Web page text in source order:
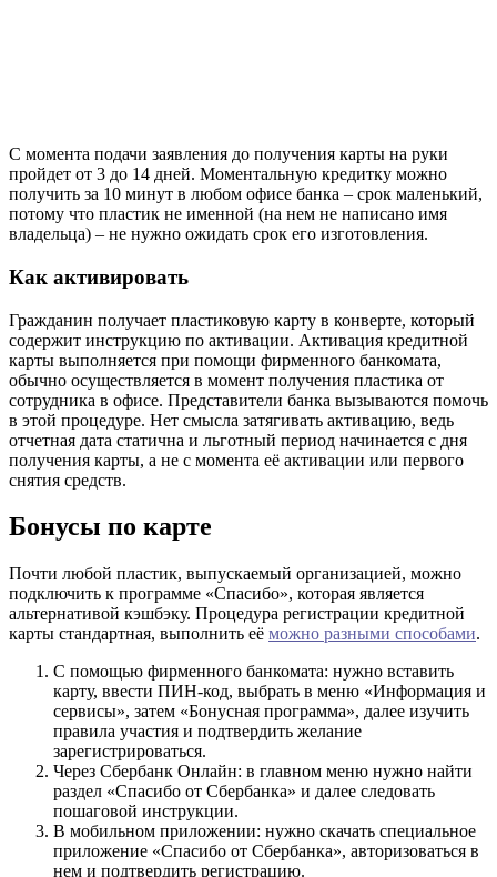
С момента подачи заявления до получения карты на руки
пройдет от 3 до 14 дней. Моментальную кредитку можно
получить за 10 минут в любом офисе банка – срок маленький,
потому что пластик не именной (на нем не написано имя
владельца) – не нужно ожидать срок его изготовления.
Как активировать
Гражданин получает пластиковую карту в конверте, который
содержит инструкцию по активации. Активация кредитной
карты выполняется при помощи фирменного банкомата,
обычно осуществляется в момент получения пластика от
сотрудника в офисе. Представители банка вызываются помочь
в этой процедуре. Нет смысла затягивать активацию, ведь
отчетная дата статична и льготный период начинается с дня
получения карты, а не с момента её активации или первого
снятия средств.
Бонусы по карте
Почти любой пластик, выпускаемый организацией, можно
подключить к программе «Спасибо», которая является
альтернативой кэшбэку. Процедура регистрации кредитной
карты стандартная, выполнить её можно разными способами.
С помощью фирменного банкомата: нужно вставить
карту, ввести ПИН-код, выбрать в меню «Информация и
сервисы», затем «Бонусная программа», далее изучить
правила участия и подтвердить желание
зарегистрироваться.
Через Сбербанк Онлайн: в главном меню нужно найти
раздел «Спасибо от Сбербанка» и далее следовать
пошаговой инструкции.
В мобильном приложении: нужно скачать специальное
приложение «Спасибо от Сбербанка», авторизоваться в
нем и подтвердить регистрацию.